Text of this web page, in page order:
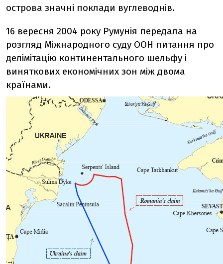
острова значні поклади вуглеводнів.
16 вересня 2004 року Румунія передала на
розгляд Міжнародного суду ООН питання про
делімітацію континентального шельфу і
виняткових економічних зон між двома
країнами.